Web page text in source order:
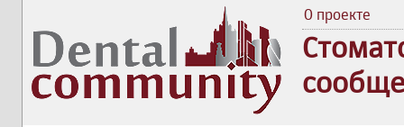
О проекте